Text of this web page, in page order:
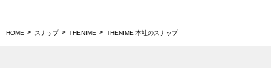
HOME スナップ THENIME THENIME 本社のスナップ